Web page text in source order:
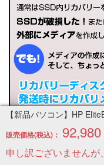
【新品パソコン】HP
販売価格(税込)： 92,980
申し訳ございませんが